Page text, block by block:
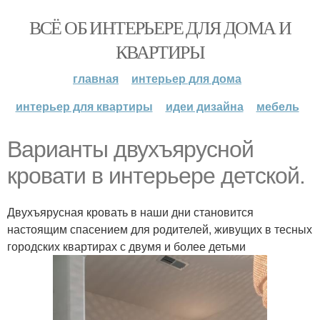
ВСЁ ОБ ИНТЕРЬЕРЕ ДЛЯ ДОМА И
КВАРТИРЫ
главная
интерьер для дома
интерьер для квартиры
идеи дизайна мебель
Варианты двухъярусной
кровати в интерьере детской.
Двухъярусная кровать в наши дни становится
настоящим спасением для родителей, живущих в тесных
городских квартирах с двумя и более детьми